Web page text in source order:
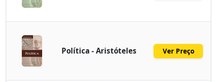
Política - Aristóteles Ver Preço